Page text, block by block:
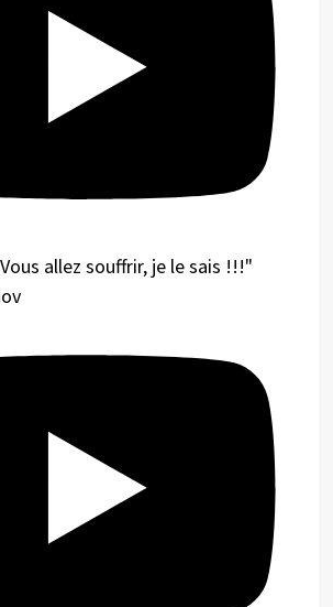
allez souffrir, je le sais !!!"